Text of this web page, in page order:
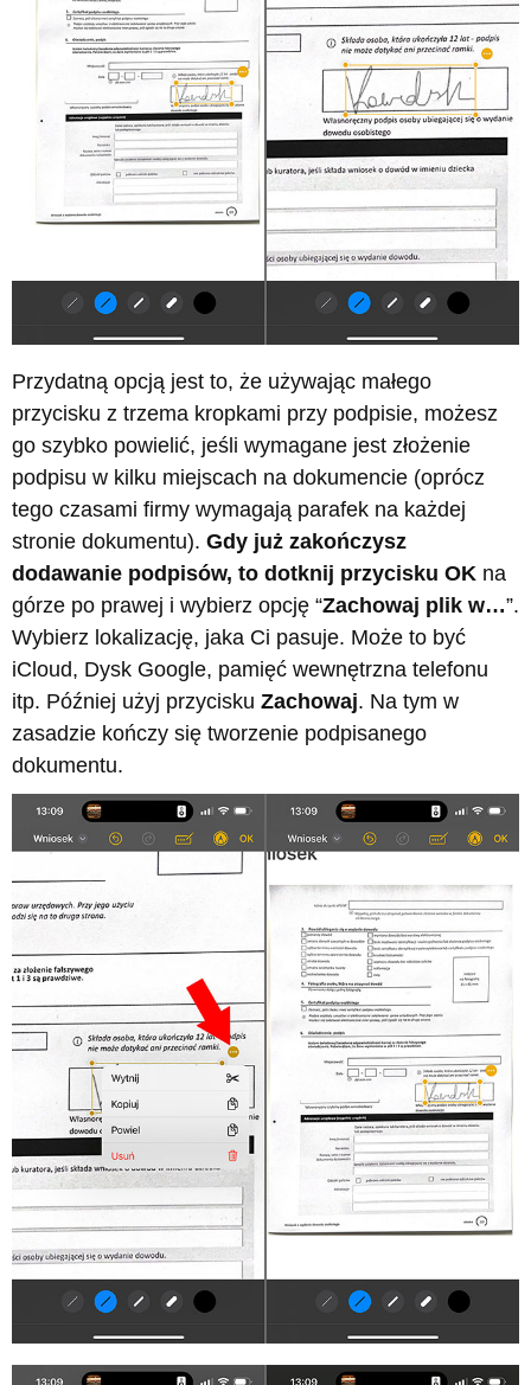
Przydatną opcją jest to, że używając małego
przycisku z trzema kropkami przy podpisie, możesz
go szybko powielić, jeśli wymagane jest złożenie
podpisu w kilku miejscach na dokumencie (oprócz
tego czasami firmy wymagają parafek na każdej
stronie dokumentu). Gdy już zakończysz
dodawanie podpisów, to dotknij przycisku OK na
górze po prawej i wybierz opcję “Zachowaj plik w…”.
Wybierz lokalizację, jaka Ci pasuje. Może to być
iCloud, Dysk Google, pamięć wewnętrzna telefonu
itp. Później użyj przycisku Zachowaj. Na tym w
zasadzie kończy się tworzenie podpisanego
dokumentu.